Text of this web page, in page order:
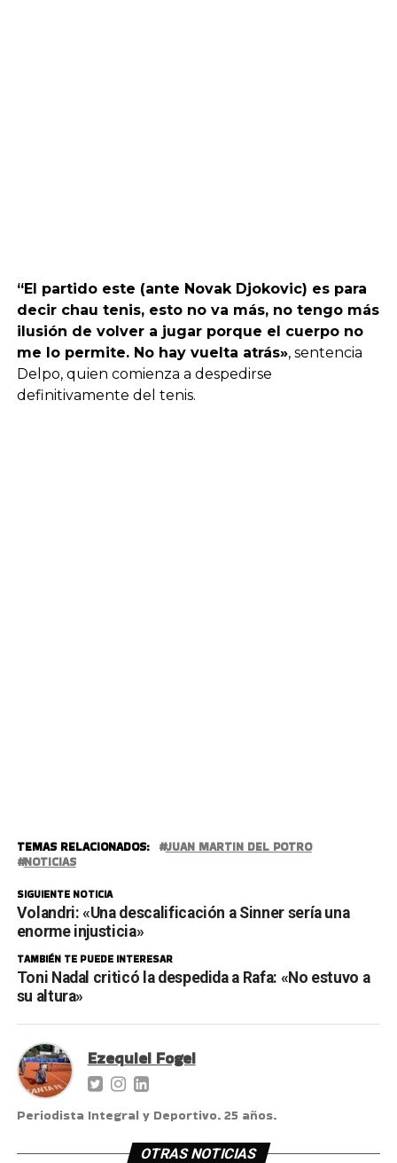
“El partido este (ante Novak Djokovic) es para
decir chau tenis, esto no va más, no tengo más
ilusión de volver a jugar porque el cuerpo no
me lo permite. No hay vuelta atrás», sentencia
Delpo, quien comienza a despedirse
definitivamente del tenis.
TEMAS RELACIONADOS:
JUAN MARTIN DEL POTRO
NOTICIAS
SIGUIENTE NOTICIA
Volandri: «Una descalificación a Sinner sería una
enorme injusticia»
TAMBIÉN TE PUEDE INTERESAR
Toni Nadal criticó la despedida a Rafa: «No estuvo a
su altura»
Ezequiel Fogel
Periodista Integral y Deportivo. 25 años.
OTRAS NOTICIAS